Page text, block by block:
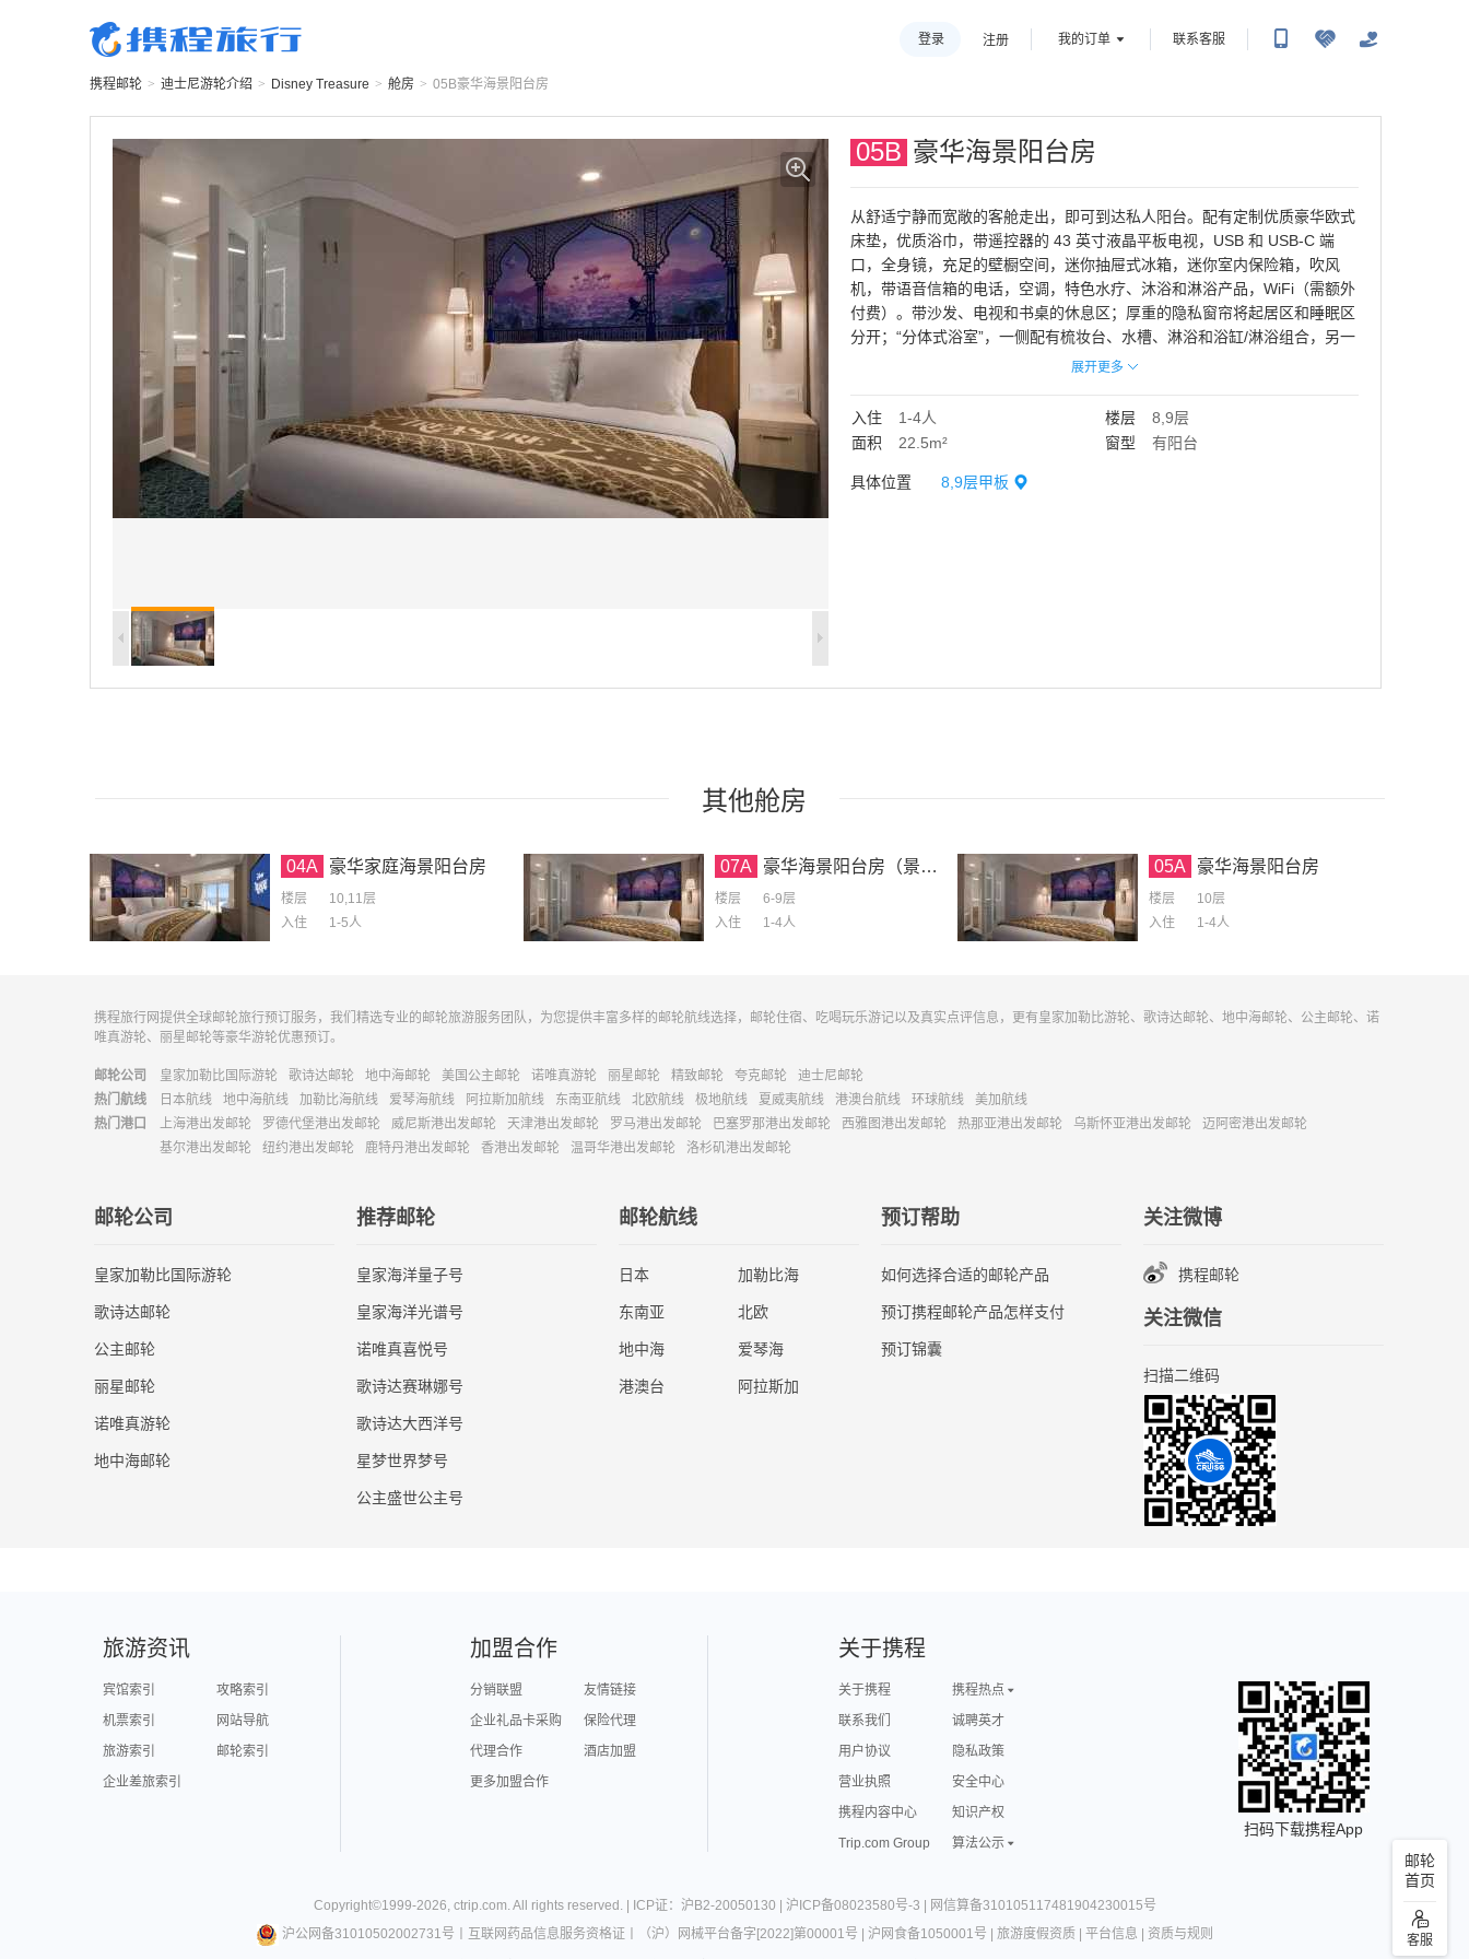
登录 注册 我的订单 联系客服
携程邮轮 > 迪士尼游轮介绍 > Disney Treasure > 舱房 > 05B豪华海景阳台房
05B 豪华海景阳台房
从舒适宁静而宽敞的客舱走出，即可到达私人阳台。配有定制优质豪华欧式
床垫，优质浴巾，带遥控器的 43 英寸液晶平板电视，USB 和 USB-C 端
口，全身镜，充足的壁橱空间，迷你抽屉式冰箱，迷你室内保险箱，吹风
机，带语音信箱的电话，空调，特色水疗、沐浴和淋浴产品，WiFi（需额外
付费）。带沙发、电视和书桌的休息区；厚重的隐私窗帘将起居区和睡眠区
分开；“分体式浴室”，一侧配有梳妆台、水槽、淋浴和浴缸/淋浴组合，另一
侧配有梳妆台、水槽和马桶；高架木床架（可在床下存放行李箱和其他大件
人下拉床供第三四位客人入住。
展开更多
入住 1-4人 楼层
8,9层
面积
22.5m² 窗型 有阳台
具体位置 8,9层甲板
其他舱房
04A 豪华家庭海景阳台房
楼层
10,11层
入住
1-5人
07A 豪华海景阳台房（景观受阻）
楼层
6-9层
入住
1-4人
05A 豪华海景阳台房
楼层
10层
入住
1-4人
携程旅行网提供全球邮轮旅行预订服务，我们精选专业的邮轮旅游服务团队，为您提供丰富多样的邮轮航线选择，邮轮住宿、吃喝玩乐游记以及真实点评信息，更有皇家加勒比游轮、歌诗达邮轮、地中海邮轮、公主邮轮、诺
唯真游轮、丽星邮轮等豪华游轮优惠预订。
邮轮公司 皇家加勒比国际游轮 歌诗达邮轮 地中海邮轮 美国公主邮轮 诺唯真游轮 丽星邮轮 精致邮轮 夸克邮轮
迪士尼邮轮
热门航线
日本航线 地中海航线 加勒比海航线 爱琴海航线 阿拉斯加航线 东南亚航线 北欧航线 极地航线 夏威夷航线 港澳台航线 环球航线
美加航线
热门港口
上海港出发邮轮 罗德代堡港出发邮轮 威尼斯港出发邮轮 天津港出发邮轮 罗马港出发邮轮 巴塞罗那港出发邮轮 西雅图港出发邮轮 热那亚港出发邮轮 乌斯怀亚港出发邮轮
迈阿密港出发邮轮
基尔港出发邮轮
纽约港出发邮轮 鹿特丹港出发邮轮 香港出发邮轮 温哥华港出发邮轮 洛杉矶港出发邮轮
邮轮公司
皇家加勒比国际游轮
歌诗达邮轮
公主邮轮
丽星邮轮
诺唯真游轮
地中海邮轮
推荐邮轮
皇家海洋量子号
皇家海洋光谱号
诺唯真喜悦号
歌诗达赛琳娜号
歌诗达大西洋号
星梦世界梦号
公主盛世公主号
邮轮航线
日本 加勒比海
东南亚 北欧
地中海 爱琴海
港澳台 阿拉斯加
预订帮助
如何选择合适的邮轮产品
预订携程邮轮产品怎样支付
预订锦囊
关注微博
携程邮轮
关注微信
扫描二维码
邮轮
首页
客服
旅游资讯
宾馆索引
攻略索引
机票索引
网站导航
旅游索引
邮轮索引
企业差旅索引
加盟合作
分销联盟
友情链接
企业礼品卡采购
保险代理
代理合作
酒店加盟
更多加盟合作
关于携程
关于携程
携程热点
联系我们
诚聘英才
用户协议
隐私政策
营业执照
安全中心
携程内容中心
知识产权
Trip.com Group
算法公示
扫码下载携程App
Copyright©1999-2026, ctrip.com. All rights reserved. | ICP证：沪B2-20050130 沪ICP备08023580号-3
网信算备310105117481904230015号
沪公网备31010502002731号
互联网药品信息服务资格证 （沪）网械平台备字[2022]第00001号 沪网食备1050001号 旅游度假资质| 平台信息 资质与规则